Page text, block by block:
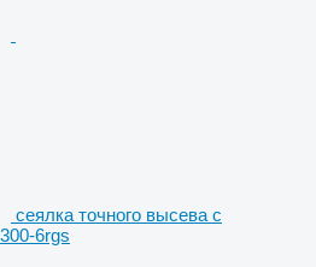
сеялка точного высева с
6rgs